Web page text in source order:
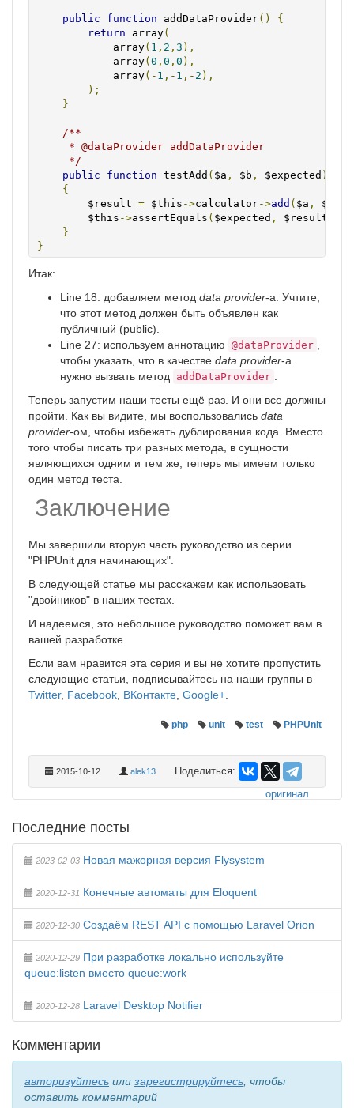
public function addDataProvider()
{
return array(
            array
( 1 , 2 , 3 ),
            array
( 0 , 0 , 0 ),
            array
(- 1 ,- 1 ,- 2 ),
);
}
/**
     * @dataProvider addDataProvider
     */
public
function testAdd ( $a , $b , $expected )
{
        $result
= $this ->calculator->add ( $a , $b
        $this
->assertEquals ( $expected , $result
}
}
Итак:
Line 18: добавляем метод data provider-а. Учтите,
что этот метод должен быть объявлен как
публичный (public).
Line 27: используем аннотацию @dataProvider
чтобы указать, что в качестве data provider-а
нужно вызвать метод
addDataProvider
Теперь запустим наши тесты ещё раз. И они все должны
пройти. Как вы видите, мы воспользовались data
provider-ом, чтобы избежать дублирования кода. Вместо
того чтобы писать три разных метода, в сущности
являющихся одним и тем же, теперь мы имеем только
один метод теста.
Заключение
Мы завершили вторую часть руководство из серии
"PHPUnit для начинающих".
В следующей статье мы расскажем как использовать
"двойников" в наших тестах.
И надеемся, это небольшое руководство поможет вам в
вашей разработке.
Если вам нравится эта серия и вы не хотите пропустить
следующие статьи, подписывайтесь на наши группы в
Twitter, Facebook ВКонтакте Google+
php unit test PHPUnit
2015-10-12 alek13
Поделиться:
оригинал
Последние посты
2023-02-03 Новая мажорная версия Flysystem
2020-12-31 Конечные автоматы для Eloquent
2020-12-30 Создаём REST API с помощью Laravel Orion
2020-12-29 При разработке локально используйте
queue:listen вместо queue:work
2020-12-28 Laravel Desktop Notifier
Комментарии
авторизуйтесь или зарегистрируйтесь , чтобы
оставить комментарий